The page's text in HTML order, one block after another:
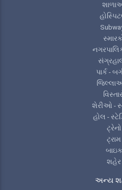
પાર્ક -
શેરીઓ -
હોલ -
ટ્રેનો
ટ્રામ
બાઇક
શહેર
અન્ય